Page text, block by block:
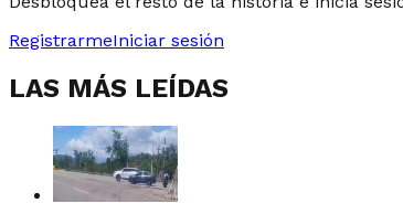
RegistrarmeIniciar sesión
LAS MÁS LEÍDAS